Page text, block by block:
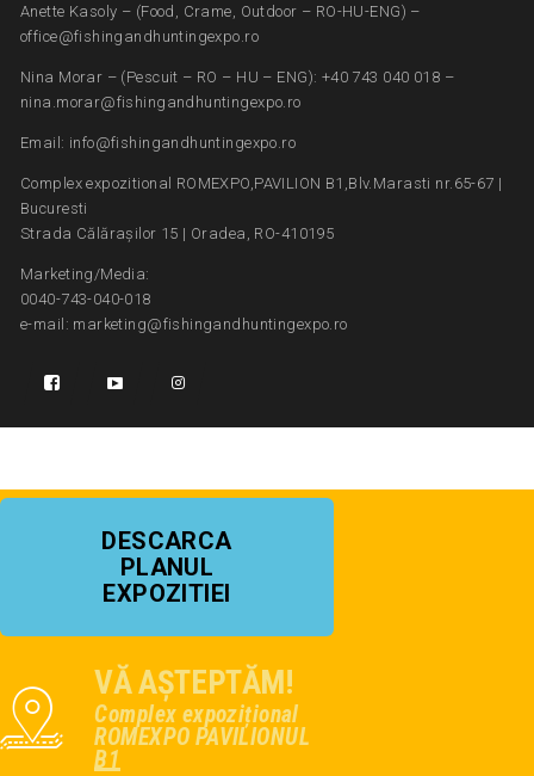
Anette Kasoly – (Food, Crame, Outdoor – RO-HU-ENG) –
office@fishingandhuntingexpo.ro
Nina Morar – (Pescuit – RO – HU – ENG): +40 743 040 018 –
nina.morar@fishingandhuntingexpo.ro
Email: info@fishingandhuntingexpo.ro
Complex expozitional ROMEXPO,PAVILION B1,Blv.Marasti nr.65-67 |
Bucuresti
Strada Călărașilor 15 | Oradea, RO-410195
Marketing/Media:
0040-743-040-018
e-mail: marketing@fishingandhuntingexpo.ro
DESCARCA
PLANUL
EXPOZITIEI
VĂ AȘTEPTĂM!
Complex expozițional
ROMEXPO PAVILIONUL
B1